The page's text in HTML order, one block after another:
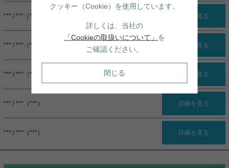
*** / ***（***） 詳細を見る
*** / ***（***） 詳細を見る
*** / ***（***） 詳細を見る
*** / ***（***） 詳細を見る
*** / ***（***） 詳細を見る
クッキー（Cookie）を使用しています。
詳しくは、当社の
「Cookieの取扱いについて」 を
ご確認ください。
閉じる